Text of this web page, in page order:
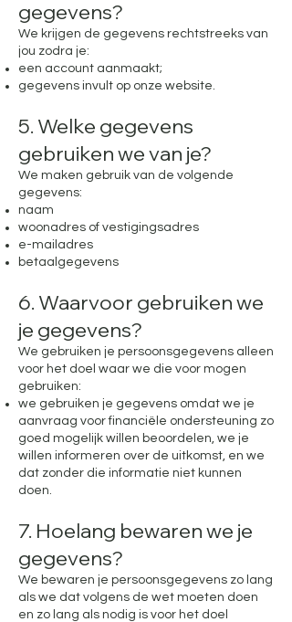
gegevens?
We krijgen de gegevens rechtstreeks van
jou zodra je:
een account aanmaakt;
gegevens invult op onze website.
5. Welke gegevens
gebruiken we van je?
We maken gebruik van de volgende
gegevens:
naam
woonadres of vestigingsadres
e-mailadres
betaalgegevens
6. Waarvoor gebruiken we
je gegevens?
We gebruiken je persoonsgegevens alleen
voor het doel waar we die voor mogen
gebruiken:
we gebruiken je gegevens omdat we je
aanvraag voor financiële ondersteuning zo
goed mogelijk willen beoordelen, we je
willen informeren over de uitkomst, en we
dat zonder die informatie niet kunnen
doen.
7. Hoelang bewaren we je
gegevens?
We bewaren je persoonsgegevens zo lang
als we dat volgens de wet moeten doen
en zo lang als nodig is voor het doel